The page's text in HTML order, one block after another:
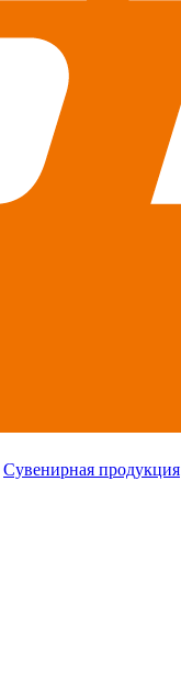
Сувенирная продукция